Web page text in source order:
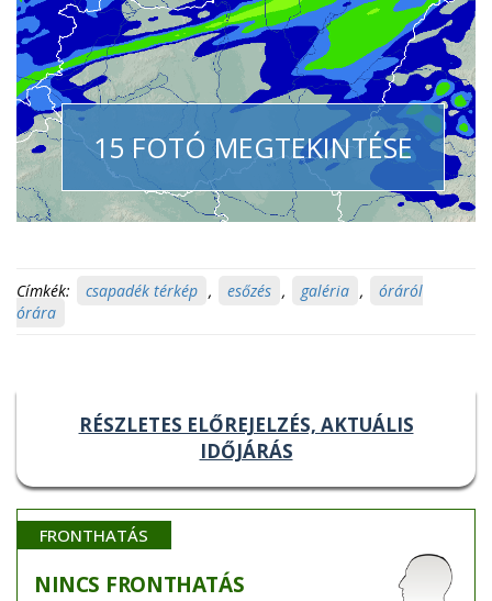
15 FOTÓ MEGTEKINTÉSE
Címkék: csapadék térkép , esőzés , galéria ,
óráról
órára
RÉSZLETES ELŐREJELZÉS, AKTUÁLIS
IDŐJÁRÁS
FRONTHATÁS
NINCS FRONTHATÁS